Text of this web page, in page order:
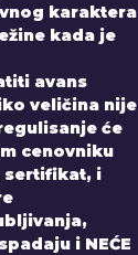
karaktera
kada je
avans
veličina nije
će
cenovniku
sertifikat, i
i NEĆE